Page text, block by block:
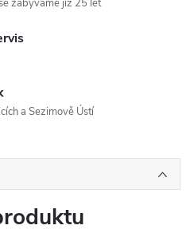
zabýváme již 25 let
a Sezimově Ústí